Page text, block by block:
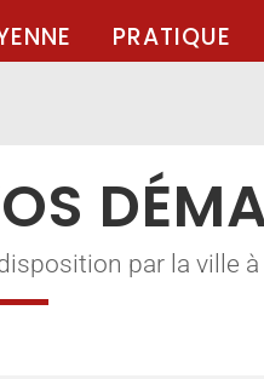
PRATIQUE
par la ville